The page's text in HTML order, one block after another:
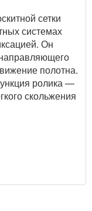
сетки
системах
Он
полотна.
ролика —
скольжения